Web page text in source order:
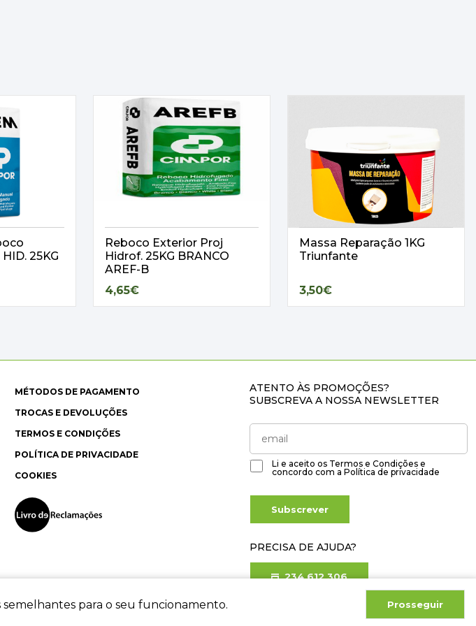
25KG
Reboco Exterior Proj
Hidrof. 25KG BRANCO
AREF-B
4,65€
Massa Reparação 1KG
Triunfante
3,50€
para o seu funcionamento. Prosseguir
MÉTODOS DE PAGAMENTO
TROCAS E DEVOLUÇÕES
TERMOS E CONDIÇÕES
POLÍTICA DE PRIVACIDADE
COOKIES
ATENTO ÀS PROMOÇÕES?
SUBSCREVA A NOSSA NEWSLETTER
Li e aceito os Termos e Condições e
concordo com a Política de privacidade
Subscrever
PRECISA DE AJUDA?
234 612 306